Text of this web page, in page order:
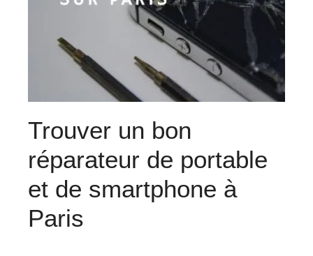
Trouver un bon
réparateur de portable
et de smartphone à
Paris